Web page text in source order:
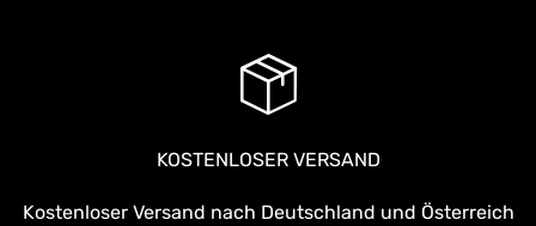
KOSTENLOSER VERSAND
Kostenloser Versand nach Deutschland und Österreich